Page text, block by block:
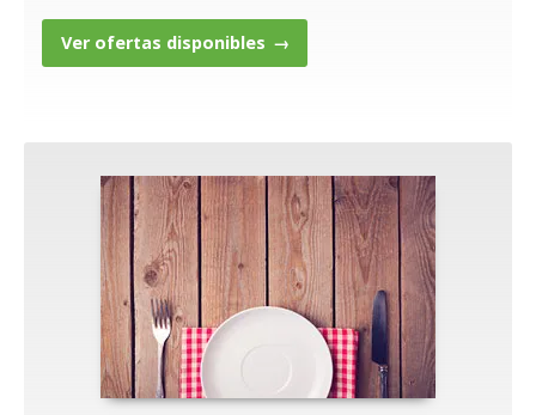
Ver ofertas disponibles